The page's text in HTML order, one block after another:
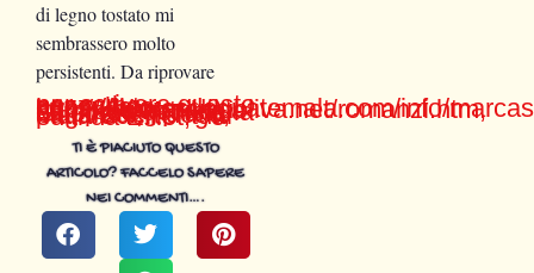
TI È PIACIUTO QUESTO
ARTICOLO? FACCELO SAPERE
NEI COMMENTI….
di legno tostato mi
sembrassero molto
persistenti. Da riprovare
per scrivere questo pezzo ho consultato: https://licoresdeguatemala.com/info/marcas/, http://www.mariluoliva.net/romanzi.htm, ho riletto la trilogia con protagonista la Guerrera:”¡
Tu la pagaras!, Fuego, Mala Suerte”
tutti editi da Elliot,